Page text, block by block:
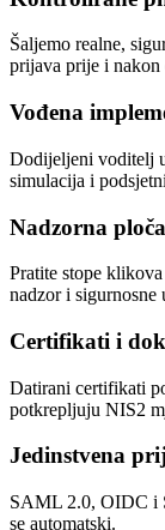
Šaljemo realne,
prijava prije i
Vođena
Dodijeljeni voditelj
simulacija i
Nadzorna
Pratite stope
nadzor i sigurnosne
Certifikati i
Datirani certifikati
potkrepljuju NIS2
Jedinstvena
SAML 2.0, OIDC i
se automatski.